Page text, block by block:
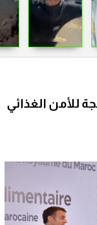
للأمن الغذائي